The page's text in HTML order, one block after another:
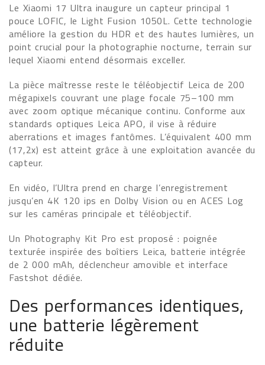
Le Xiaomi 17 Ultra inaugure un capteur principal 1
pouce LOFIC, le Light Fusion 1050L. Cette technologie
améliore la gestion du HDR et des hautes lumières, un
point crucial pour la photographie nocturne, terrain sur
lequel Xiaomi entend désormais exceller.
La pièce maîtresse reste le téléobjectif Leica de 200
mégapixels couvrant une plage focale 75–100 mm
avec zoom optique mécanique continu. Conforme aux
standards optiques Leica APO, il vise à réduire
aberrations et images fantômes. L’équivalent 400 mm
(17,2x) est atteint grâce à une exploitation avancée du
capteur.
En vidéo, l’Ultra prend en charge l’enregistrement
jusqu’en 4K 120 ips en Dolby Vision ou en ACES Log
sur les caméras principale et téléobjectif.
Un Photography Kit Pro est proposé : poignée
texturée inspirée des boîtiers Leica, batterie intégrée
de 2 000 mAh, déclencheur amovible et interface
Fastshot dédiée.
Des performances identiques,
une batterie légèrement
réduite